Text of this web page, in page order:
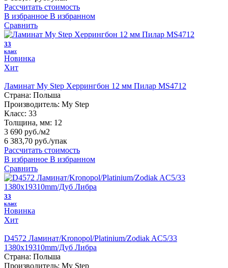
Рассчитать стоимость
В избранное В избранном
Сравнить
33
класс
Новинка
Хит
Ламинат My Step Херрингбон 12 мм Пилар MS4712
Страна: Польша
Производитель: My Step
Класс: 33
Толщина, мм: 12
3 690 руб./м2
6 383,70 руб./упак
Рассчитать стоимость
В избранное В избранном
Сравнить
33
класс
Новинка
Хит
D4572 Ламинат/Kronopol/Platinium/Zodiak AC5/33
1380х19310mm/Дуб Либра
Страна: Польша
Производитель: My Step